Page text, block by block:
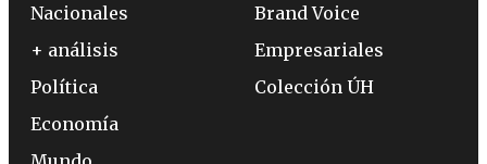
Nacionales
+ análisis
Política
Economía
Brand Voice
Empresariales
Colección ÚH